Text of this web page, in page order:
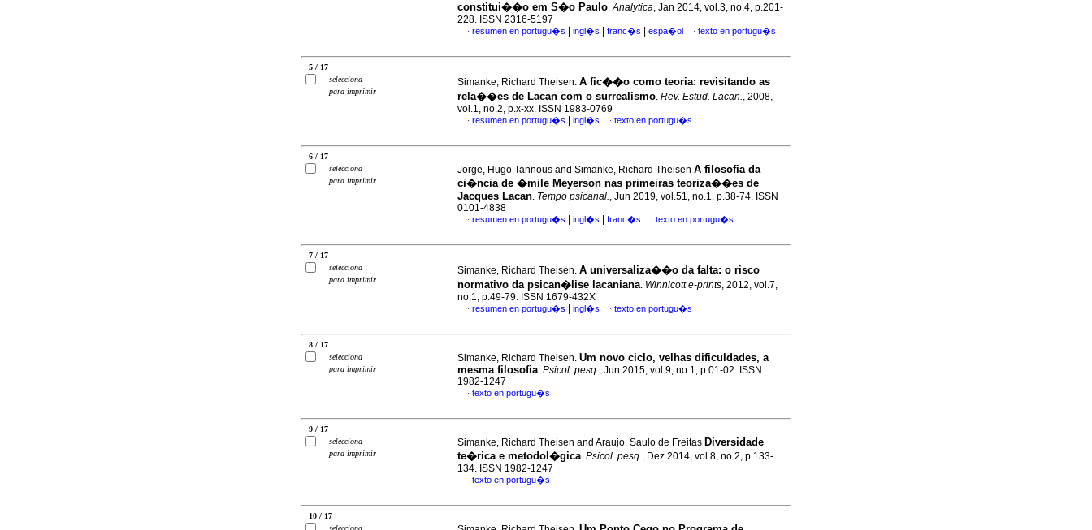
constitui��o em S�o Paulo.Analytica, Jan 2014, vol.3, no.4, p.201-
228. ISSN 2316-5197
· resumen en portugu�s ingl�s franc�s espa�ol · texto en portugu�s
5 / 17
selecciona
para imprimir
Simanke, Richard Theisen. A fic��o como teoria: revisitando as
rela��es de Lacan com o surrealismo. Rev. Estud. Lacan., 2008,
vol.1, no.2, p.x-xx. ISSN 1983-0769
· resumen en portugu�s ingl�s · texto en portugu�s
6 / 17
selecciona
para imprimir
Jorge, Hugo Tannous and Simanke, Richard Theisen A filosofia da
ci�ncia de �mile Meyerson nas primeiras teoriza��es de
Jacques Lacan. Tempo psicanal., Jun 2019, vol.51, no.1, p.38-74. ISSN
0101-4838
· resumen en portugu�s ingl�s franc�s · texto en portugu�s
7 / 17
selecciona
para imprimir
Simanke, Richard Theisen. A universaliza��o da falta: o risco
normativo da psican�lise lacaniana. Winnicott e-prints, 2012, vol.7,
no.1, p.49-79. ISSN 1679-432X
· resumen en portugu�s ingl�s · texto en portugu�s
8 / 17
selecciona
para imprimir
Simanke, Richard Theisen. Um novo ciclo, velhas dificuldades, a
mesma filosofia. Psicol. pesq., Jun 2015, vol.9, no.1, p.01-02. ISSN
1982-1247
· texto en portugu�s
9 / 17
selecciona
para imprimir
Simanke, Richard Theisen and Araujo, Saulo de Freitas Diversidade
te�rica e metodol�gica. Psicol. pesq., Dez 2014, vol.8, no.2, p.133-
134. ISSN 1982-1247
· texto en portugu�s
10 / 17
selecciona